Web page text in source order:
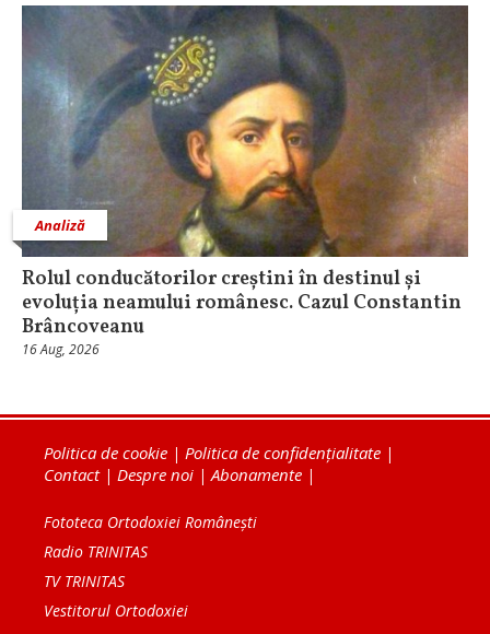
Analiză
Rolul conducătorilor creștini în destinul și
evoluția neamului românesc. Cazul Constantin
Brâncoveanu
16 Aug, 2026
Politica de cookie | Politica de confidențialitate |
Contact| Despre noi | Abonamente |
Fototeca Ortodoxiei Românești
Radio TRINITAS
TV TRINITAS
Vestitorul Ortodoxiei